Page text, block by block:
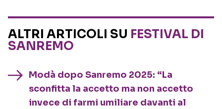
ALTRI ARTICOLI SU FESTIVAL DI
SANREMO
Modà dopo Sanremo 2025: “La
sconfitta la accetto ma non accetto
invece di farmi umiliare davanti al